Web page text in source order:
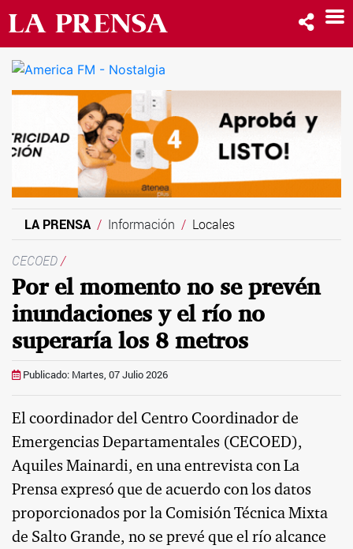
LA PRENSA Información Locales
CECOED/
Por el momento no se prevén
inundaciones y el río no
superaría los 8 metros
Publicado: Martes, 07 Julio 2026
El coordinador del Centro Coordinador de
Emergencias Departamentales (CECOED),
Aquiles Mainardi, en una entrevista con La
Prensa expresó que de acuerdo con los datos
proporcionados por la Comisión Técnica Mixta
de Salto Grande, no se prevé que el río alcance